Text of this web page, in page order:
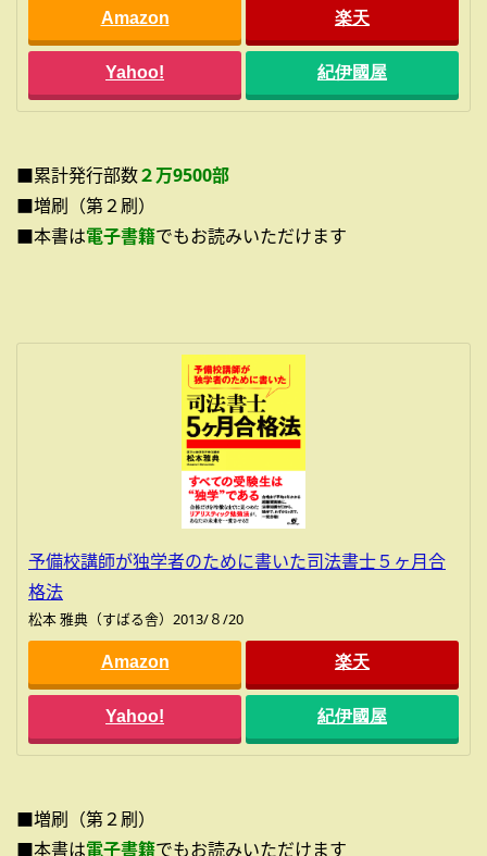
Amazon 楽天
Yahoo! 紀伊國屋
■累計発行部数２万9500部
■増刷（第２刷）
■本書は電子書籍でもお読みいただけます
予備校講師が独学者のために書いた司法書士５ヶ月合
格法
松本 雅典（すばる舎）2013/８/20
Amazon 楽天
Yahoo! 紀伊國屋
■増刷（第２刷）
■本書は電子書籍でもお読みいただけます